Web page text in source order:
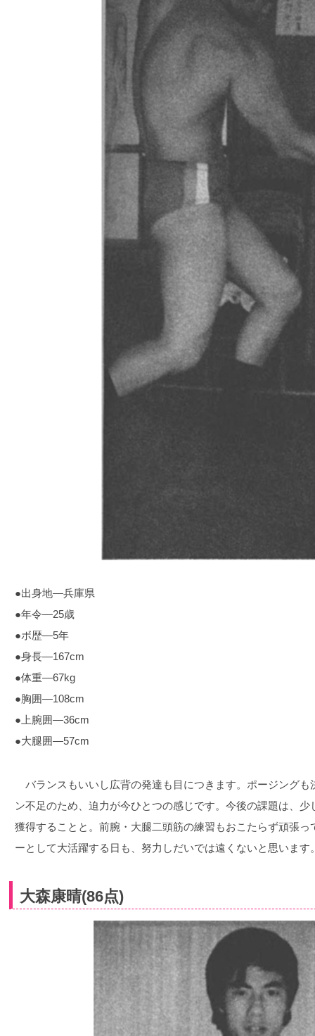
●出身地―兵庫県
●年令―25歳
●ボ歴―5年
●身長―167cm
●体重―67kg
●胸囲―108cm
●上腕囲―36cm
●大腿囲―57cm
バランスもいいし広背の発達も目につきます。ポージングも
ン不足のため、迫力が今ひとつの感じです。今後の課題は、
獲得することと。前腕・大腿二頭筋の練習もおこたらず頑張
ーとして大活躍する日も、努力しだいでは遠くないと思います
大森康晴(86点)